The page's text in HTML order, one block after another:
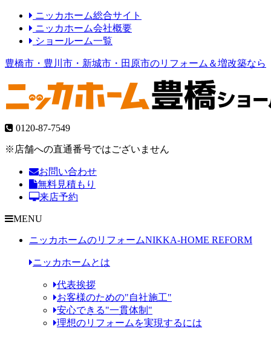
ニッカホーム総合サイト
ニッカホーム会社概要
ショールーム一覧
豊橋市・豊川市・新城市・田原市のリフォーム＆増改築なら
0120-87-7549
※店舗への直通番号ではございません
お問い合わせ
無料見積もり
来店予約
MENU
ニッカホームのリフォームNIKKA-HOME REFORM
ニッカホームとは
代表挨拶
お客様のための"自社施工"
安心できる"一貫体制"
理想のリフォームを実現するには